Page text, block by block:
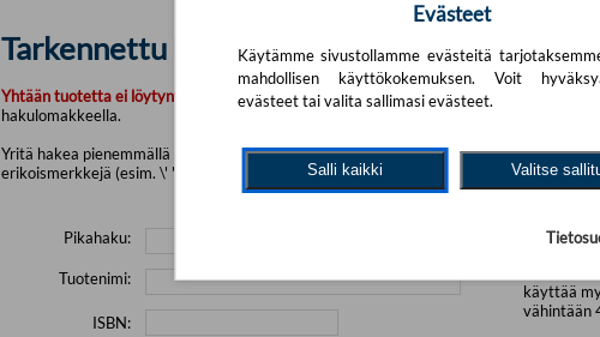
Tarkennettu haku
Yhtään tuotetta ei löytynyt.
Yritä uutta hakua alla olevalla
hakulomakkeella.
Yritä hakea pienemmällä määrällä hakutekijöitä ja jätä pois
erikoismerkkejä (esim. \' " # % & / ) sisältävät sanat.
Pikahaku:
Tuotenimi:
ISBN:
Sivun
annettuja
tietyille
käyttää
vähintään
Evästeet
Käytämme sivustollamme evästeitä
mahdollisen käyttökokemuksen. Voit
evästeet tai valita sallimasi evästeet.
Salli kaikki Valitse